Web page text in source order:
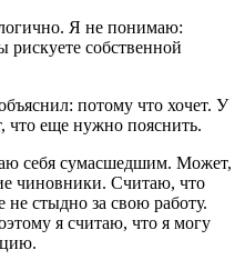
Я не понимаю:
собственной
потому что хочет. У
что еще нужно пояснить.
себя сумасшедшим. Может,
чиновники. Считаю, что
стыдно за свою работу.
я считаю, что я могу